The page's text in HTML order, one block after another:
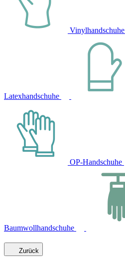
Vinylhandschuhe
Latexhandschuhe
OP-Handschuhe
Baumwollhandschuhe
Zurück